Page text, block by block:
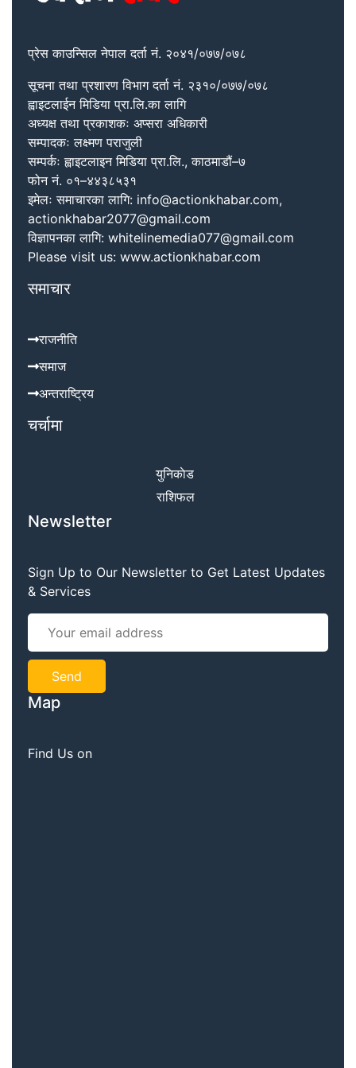
प्रेस काउन्सिल नेपाल दर्ता नं. २०४१/०७७/०७८
सूचना तथा प्रशारण विभाग दर्ता नं. २३१०/०७७/०७८
ह्वाइटलाईन मिडिया प्रा.लि.का लागि
अध्यक्ष तथा प्रकाशकः अप्सरा अधिकारी
सम्पादकः लक्ष्मण पराजुली
सम्पर्कः ह्वाइटलाइन मिडिया प्रा.लि., काठमाडौं–७
फोन नं. ०१–४४३८५३१
इमेलः समाचारका लागि: info@actionkhabar.com,
actionkhabar2077@gmail.com
विज्ञापनका लागि: whitelinemedia077@gmail.com
Please visit us: www.actionkhabar.com
समाचार
राजनीति
समाज
अन्तराष्ट्रिय
चर्चामा
युनिकाेड
राशिफल
Newsletter
Sign Up to Our Newsletter to Get Latest Updates
& Services
Map
Find Us on